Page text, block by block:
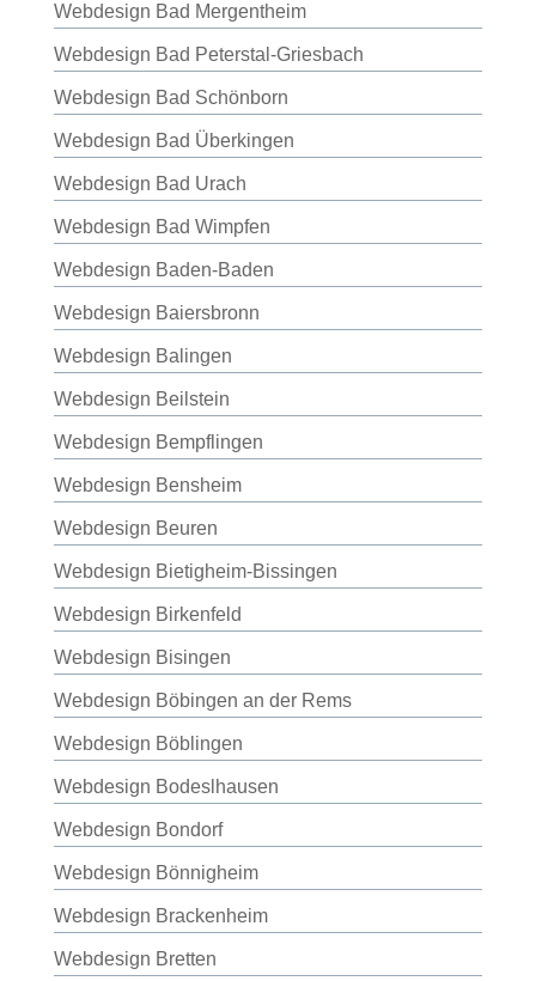
Webdesign Bad Mergentheim
Webdesign Bad Peterstal-Griesbach
Webdesign Bad Schönborn
Webdesign Bad Überkingen
Webdesign Bad Urach
Webdesign Bad Wimpfen
Webdesign Baden-Baden
Webdesign Baiersbronn
Webdesign Balingen
Webdesign Beilstein
Webdesign Bempflingen
Webdesign Bensheim
Webdesign Beuren
Webdesign Bietigheim-Bissingen
Webdesign Birkenfeld
Webdesign Bisingen
Webdesign Böbingen an der Rems
Webdesign Böblingen
Webdesign Bodeslhausen
Webdesign Bondorf
Webdesign Bönnigheim
Webdesign Brackenheim
Webdesign Bretten